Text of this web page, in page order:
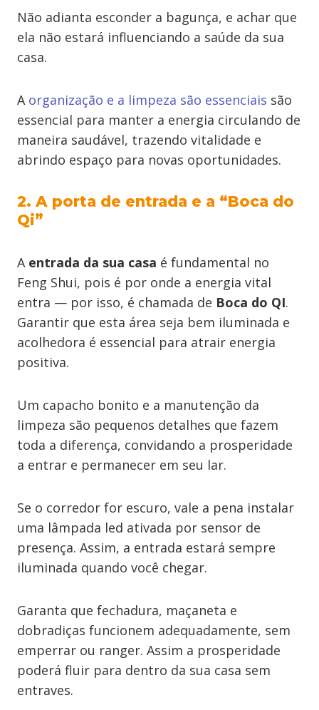
Não adianta esconder a bagunça, e achar que
ela não estará influenciando a saúde da sua
casa.
A organização e a limpeza são essenciais são
essencial para manter a energia circulando de
maneira saudável, trazendo vitalidade e
abrindo espaço para novas oportunidades.
2. A porta de entrada e a “Boca do
Qi”
A entrada da sua casa é fundamental no
Feng Shui, pois é por onde a energia vital
entra — por isso, é chamada de Boca do QI.
Garantir que esta área seja bem iluminada e
acolhedora é essencial para atrair energia
positiva.
Um capacho bonito e a manutenção da
limpeza são pequenos detalhes que fazem
toda a diferença, convidando a prosperidade
a entrar e permanecer em seu lar.
Se o corredor for escuro, vale a pena instalar
uma lâmpada led ativada por sensor de
presença. Assim, a entrada estará sempre
iluminada quando você chegar.
Garanta que fechadura, maçaneta e
dobradiças funcionem adequadamente, sem
emperrar ou ranger. Assim a prosperidade
poderá fluir para dentro da sua casa sem
entraves.